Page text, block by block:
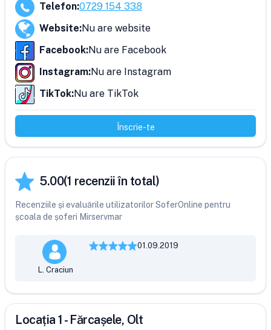
Telefon:0729 154 338
Website:Nu are website
Facebook:Nu are Facebook
Instagram:Nu are Instagram
TikTok:Nu are TikTok
Înscrie-te
5.00(1 recenzii în total)
Recenziile și evaluările utilizatorilor SoferOnline pentru
școala de șoferi Mirservmar
L. Craciun
01.09.2019
Locația 1 - Fărcașele, Olt